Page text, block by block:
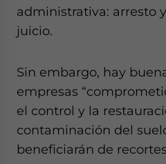
administrativa: arresto
juicio.
Sin embargo, hay
empresas
el control y la
contaminación del
beneficiarán de